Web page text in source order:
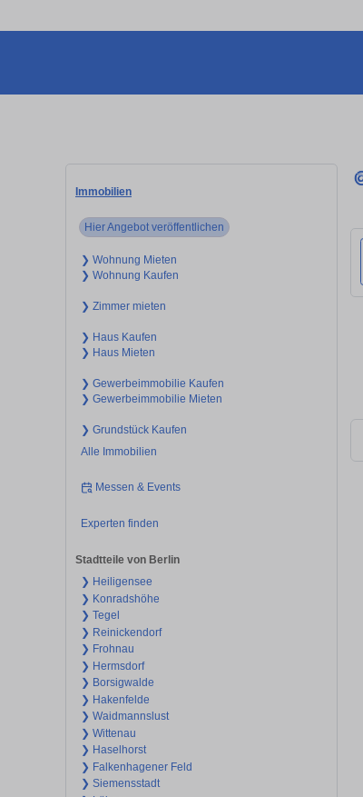
Immobilien
Hier Angebot veröffentlichen
❯ Wohnung Mieten
❯ Wohnung Kaufen
❯ Zimmer mieten
❯ Haus Kaufen
❯ Haus Mieten
❯ Gewerbeimmobilie Kaufen
❯ Gewerbeimmobilie Mieten
❯ Grundstück Kaufen
Alle Immobilien
Messen & Events
Experten finden
Stadtteile von Berlin
❯ Heiligensee
❯ Konradshöhe
❯ Tegel
❯ Reinickendorf
❯ Frohnau
❯ Hermsdorf
❯ Borsigwalde
❯ Hakenfelde
❯ Waidmannslust
❯ Wittenau
❯ Haselhorst
❯ Falkenhagener Feld
❯ Siemensstadt